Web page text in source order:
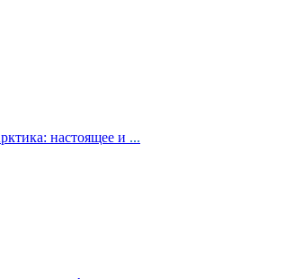
настоящее и ...